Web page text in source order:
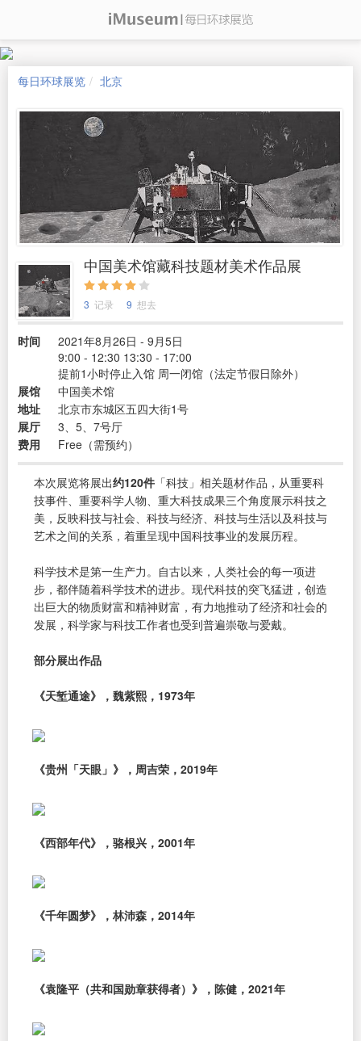
每日环球展览 北京
中国美术馆藏科技题材美术作品展
3 记录 9 想去
时间
2021年8月26日 - 9月5日
9:00 - 12:30 13:30 - 17:00
提前1小时停止入馆 周一闭馆（法定节假日除外）
展馆
中国美术馆
地址
北京市东城区五四大街1号
展厅
3、5、7号厅
费用
Free（需预约）
本次展览将展出约120件 「科技」相关题材作品，从重要科
技事件、重要科学人物、重大科技成果三个角度展示科技之
美，反映科技与社会、科技与经济、科技与生活以及科技与
艺术之间的关系，着重呈现中国科技事业的发展历程。
科学技术是第一生产力。自古以来，人类社会的每一项进
步，都伴随着科学技术的进步。现代科技的突飞猛进，创造
出巨大的物质财富和精神财富，有力地推动了经济和社会的
发展，科学家与科技工作者也受到普遍崇敬与爱戴。
部分展出作品
《天堑通途》，魏紫熙，1973年
《贵州「天眼」》，周吉荣，2019年
《西部年代》，骆根兴，2001年
《千年圆梦》，林沛森，2014年
《袁隆平（共和国勋章获得者）》，陈健，2021年